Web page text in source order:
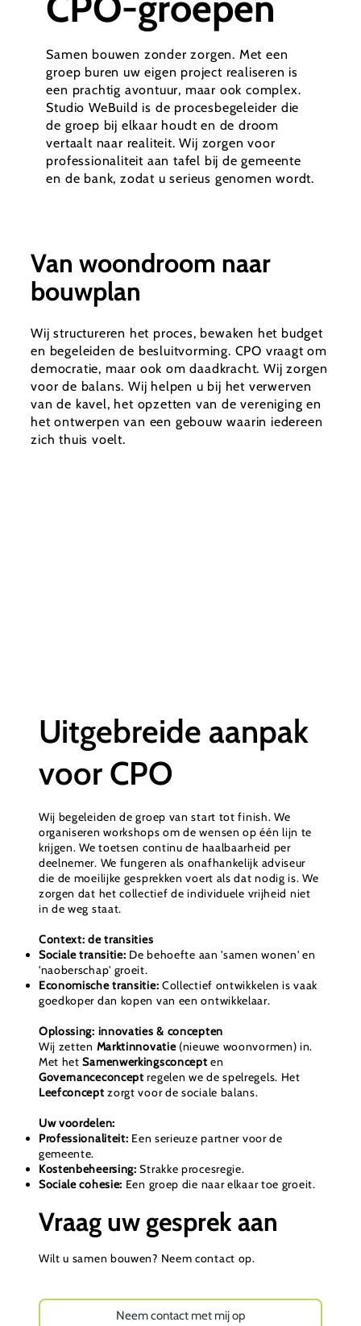
Samen bouwen zonder zorgen. Met een
groep buren uw eigen project realiseren is
een prachtig avontuur, maar ook complex.
Studio WeBuild is de procesbegeleider die
de groep bij elkaar houdt en de droom
vertaalt naar realiteit. Wij zorgen voor
professionaliteit aan tafel bij de gemeente
en de bank, zodat u serieus genomen wordt.
Van woondroom naar
bouwplan
Wij structureren het proces, bewaken het budget
en begeleiden de besluitvorming. CPO vraagt om
democratie, maar ook om daadkracht. Wij zorgen
voor de balans. Wij helpen u bij het verwerven
van de kavel, het opzetten van de vereniging en
het ontwerpen van een gebouw waarin iedereen
zich thuis voelt.
Uitgebreide aanpak
voor CPO
Wij begeleiden de groep van start tot finish. We
organiseren workshops om de wensen op één lijn te
krijgen. We toetsen continu de haalbaarheid per
deelnemer. We fungeren als onafhankelijk adviseur
die de moeilijke gesprekken voert als dat nodig is. We
zorgen dat het collectief de individuele vrijheid niet
in de weg staat.
Context: de transities
Sociale transitie: De behoefte aan 'samen wonen' en
'naoberschap' groeit.
Economische transitie: Collectief ontwikkelen is vaak
goedkoper dan kopen van een ontwikkelaar.
Oplossing: innovaties & concepten
Wij zetten Marktinnovatie(nieuwe woonvormen) in.
Met hetSamenwerkingsconcept en
Governanceconcept regelen we de spelregels. Het
Leefconcept zorgt voor de sociale balans.
Uw voordelen:
Professionaliteit: Een serieuze partner voor de
gemeente.
Kostenbeheersing: Strakke procesregie.
Sociale cohesie: Een groep die naar elkaar toe groeit.
Vraag uw gesprek aan
Wilt u samen bouwen? Neem contact op.
Neem contact met mij op